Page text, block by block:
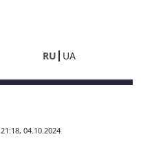
RU UA
21:18, 04.10.2024